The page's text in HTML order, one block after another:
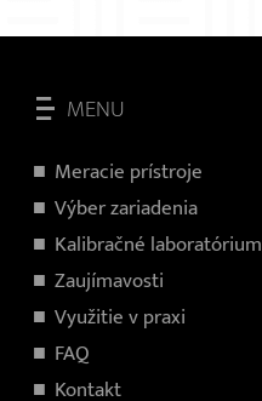
MENU
Meracie prístroje
Výber zariadenia
Kalibračné laboratórium
Zaujímavosti
Využitie v praxi
FAQ
Kontakt